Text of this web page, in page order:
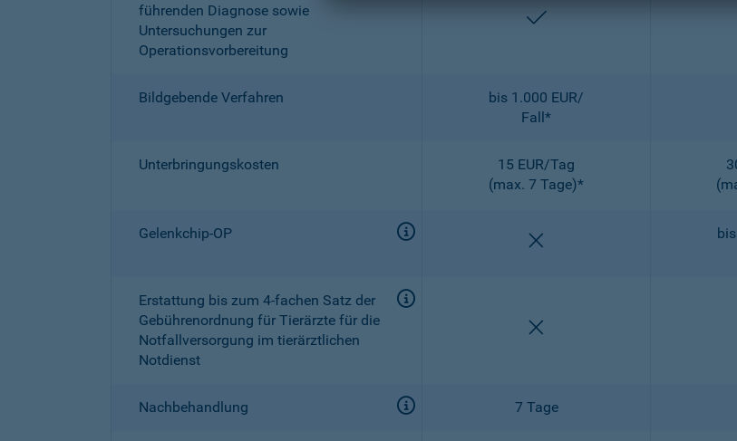
führenden Diagnose sowie
Untersuchungen zur
Operationsvorbereitung
enthalten
Bildgebende Verfahren
bis 1.000 EUR/
Fall*
Unterbringungskosten
15 EUR/Tag
(max. 7 Tage)*
Gelenkchip-OP
Erstattung bis zum 4-fachen Satz der
Gebührenordnung für Tierärzte für die
Notfallversorgung im tierärztlichen
Notdienst
Nachbehandlung 7 Tage